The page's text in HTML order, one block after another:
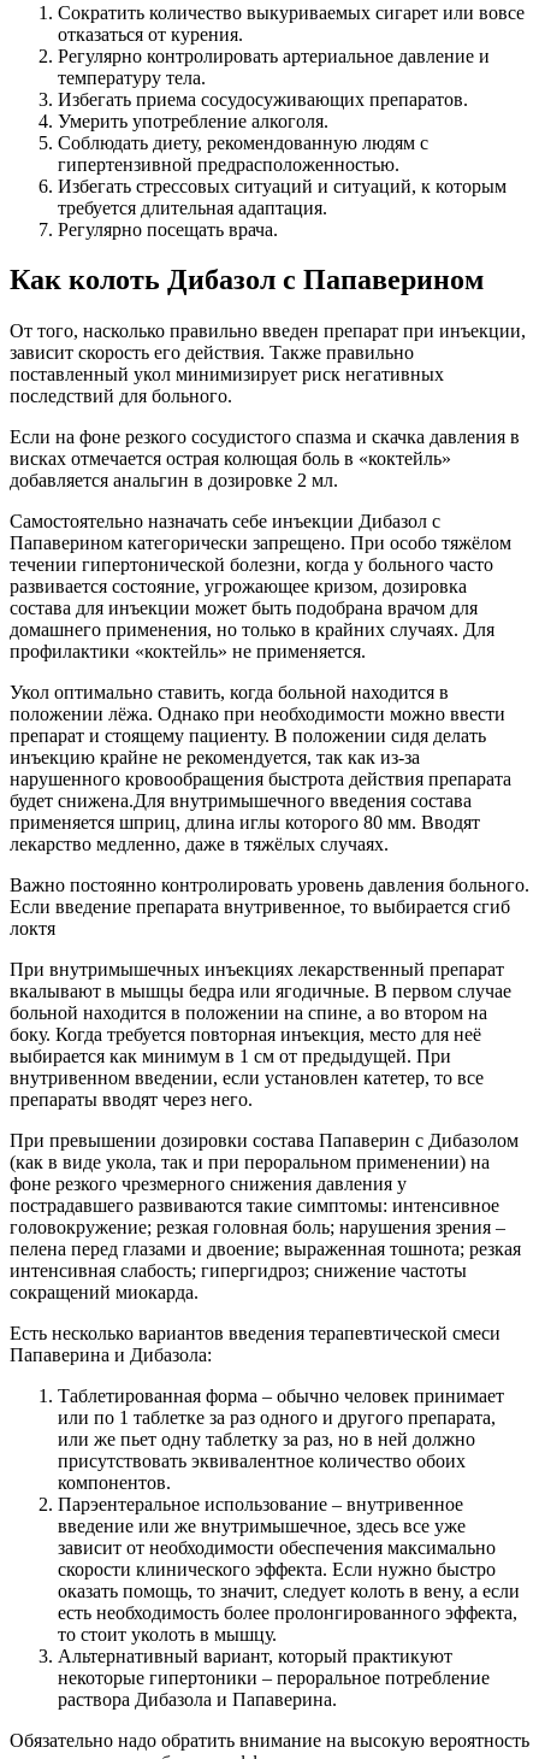
Сократить количество выкуриваемых сигарет или вовсе
отказаться от курения.
Регулярно контролировать артериальное давление и
температуру тела.
Избегать приема сосудосуживающих препаратов.
Умерить употребление алкоголя.
Соблюдать диету, рекомендованную людям с
гипертензивной предрасположенностью.
Избегать стрессовых ситуаций и ситуаций, к которым
требуется длительная адаптация.
Регулярно посещать врача.
Как колоть Дибазол с Папаверином
От того, насколько правильно введен препарат при инъекции,
зависит скорость его действия. Также правильно
поставленный укол минимизирует риск негативных
последствий для больного.
Если на фоне резкого сосудистого спазма и скачка давления в
висках отмечается острая колющая боль в «коктейль»
добавляется анальгин в дозировке 2 мл.
Самостоятельно назначать себе инъекции Дибазол с
Папаверином категорически запрещено. При особо тяжёлом
течении гипертонической болезни, когда у больного часто
развивается состояние, угрожающее кризом, дозировка
состава для инъекции может быть подобрана врачом для
домашнего применения, но только в крайних случаях. Для
профилактики «коктейль» не применяется.
Укол оптимально ставить, когда больной находится в
положении лёжа. Однако при необходимости можно ввести
препарат и стоящему пациенту. В положении сидя делать
инъекцию крайне не рекомендуется, так как из-за
нарушенного кровообращения быстрота действия препарата
будет снижена.Для внутримышечного введения состава
применяется шприц, длина иглы которого 80 мм. Вводят
лекарство медленно, даже в тяжёлых случаях.
Важно постоянно контролировать уровень давления больного.
Если введение препарата внутривенное, то выбирается сгиб
локтя
При внутримышечных инъекциях лекарственный препарат
вкалывают в мышцы бедра или ягодичные. В первом случае
больной находится в положении на спине, а во втором на
боку. Когда требуется повторная инъекция, место для неё
выбирается как минимум в 1 см от предыдущей. При
внутривенном введении, если установлен катетер, то все
препараты вводят через него.
При превышении дозировки состава Папаверин с Дибазолом
(как в виде укола, так и при пероральном применении) на
фоне резкого чрезмерного снижения давления у
пострадавшего развиваются такие симптомы: интенсивное
головокружение; резкая головная боль; нарушения зрения –
пелена перед глазами и двоение; выраженная тошнота; резкая
интенсивная слабость; гипергидроз; снижение частоты
сокращений миокарда.
Есть несколько вариантов введения терапевтической смеси
Папаверина и Дибазола:
Таблетированная форма – обычно человек принимает
или по 1 таблетке за раз одного и другого препарата,
или же пьет одну таблетку за раз, но в ней должно
присутствовать эквивалентное количество обоих
компонентов.
Парэентеральное использование – внутривенное
введение или же внутримышечное, здесь все уже
зависит от необходимости обеспечения максимально
скорости клинического эффекта. Если нужно быстро
оказать помощь, то значит, следует колоть в вену, а если
есть необходимость более пролонгированного эффекта,
то стоит уколоть в мышцу.
Альтернативный вариант, который практикуют
некоторые гипертоники – пероральное потребление
раствора Дибазола и Папаверина.
Обязательно надо обратить внимание на высокую вероятность